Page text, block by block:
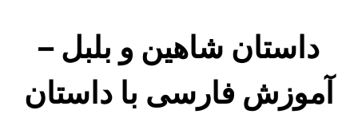
داستان شاهین و بلبل –
آموزش فارسی با داستان